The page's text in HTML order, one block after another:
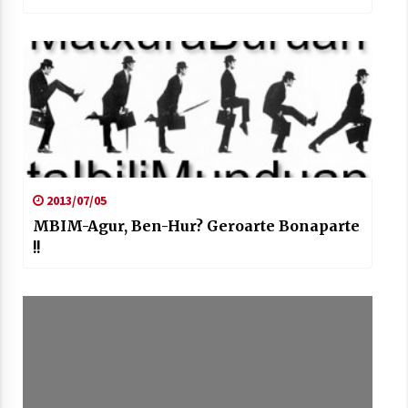
2013/07/05
MBIM-Agur, Ben-Hur? Geroarte Bonaparte
!!